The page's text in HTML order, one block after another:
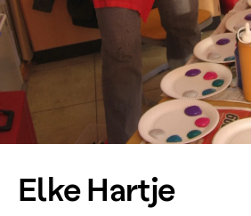
Elke Hartje